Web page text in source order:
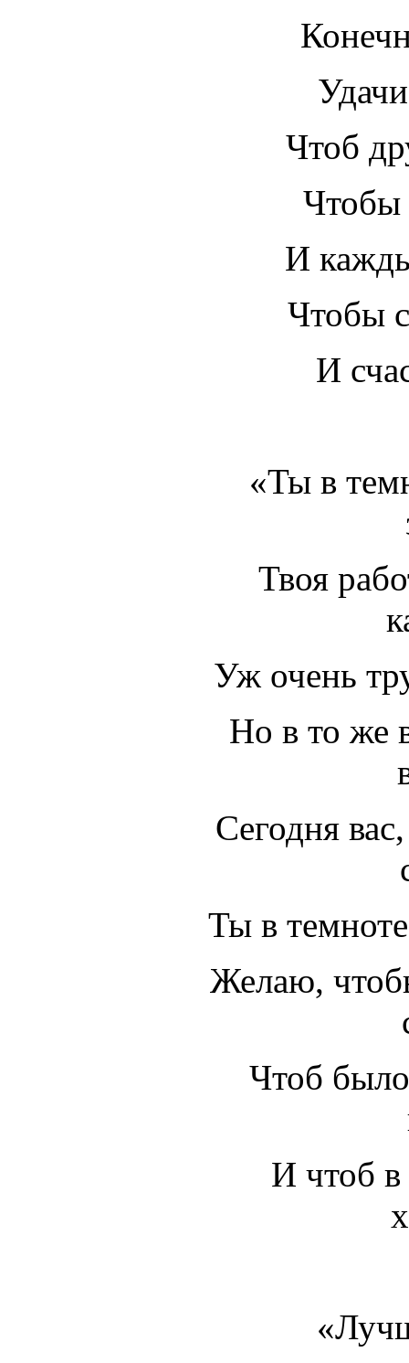
Чтоб
Чтобы
И
Чтобы
И
«Ты в
Твоя
Уж очень
Но в то же
Сегодня
Ты в
Желаю,
Чтоб
И чтоб в